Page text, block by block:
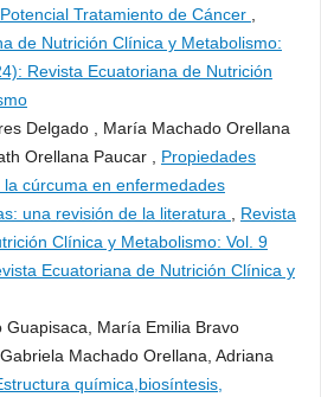
Tratamiento de Cáncer ,
de Nutrición Clínica y Metabolismo:
Revista Ecuatoriana de Nutrición
Delgado , María Machado Orellana
Orellana Paucar , Propiedades
cúrcuma en enfermedades
una revisión de la literatura , Revista
Clínica y Metabolismo: Vol. 9
Ecuatoriana de Nutrición Clínica y
Guapisaca, María Emilia Bravo
Machado Orellana, Adriana
química,biosíntesis,